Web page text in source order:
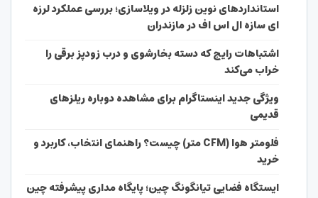
استانداردهای نوین زلزله در ویلاسازی؛ بررسی عملکرد لرزه
ای سازه ال اس اف در مازندران
اشتباهات رایج که دسته بخارشوی و درب زودپز برقی را
خراب می‌کند
ویژگی جدید اینستاگرام برای مشاهده دوباره ریلزهای
قدیمی
فلومتر هوا (CFM متر) چیست؟ راهنمای انتخاب، کاربرد و
خرید
ایستگاه فضایی تیانگونگ چین؛ پایگاه مداری پیشرفته چین